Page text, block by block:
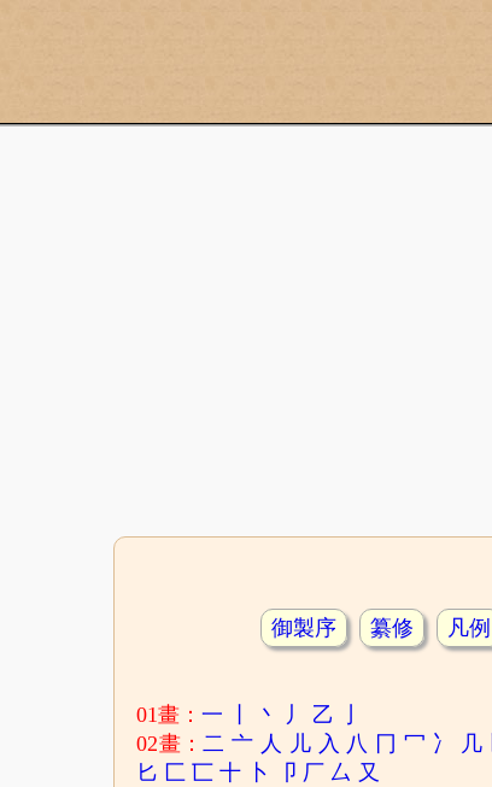
御製序 纂修 凡例
01畫：一 丶 丿 乙
02畫：二 亠 人 儿 入 八 冂 冖 冫 几
匕 匚 匸 十 卜 卩 厂 厶 又